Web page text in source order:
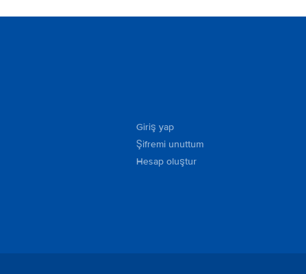
Giriş yap
Şifremi unuttum
Hesap oluştur